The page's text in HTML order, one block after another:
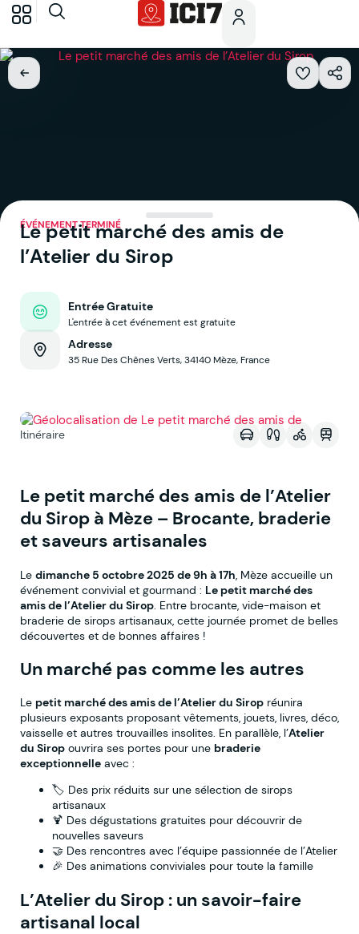
ÉVÉNEMENT TERMINÉ
Le petit marché des amis de
l’Atelier du Sirop
Entrée Gratuite
L'entrée à cet événement est gratuite
Adresse
35 Rue Des Chênes Verts, 34140 Mèze, France
Itinéraire
Le petit marché des amis de l’Atelier
du Sirop à Mèze – Brocante, braderie
et saveurs artisanales
Le dimanche 5 octobre 2025 de 9h à 17h , Mèze accueille un
événement convivial et gourmand : Le petit marché des
amis de l’Atelier du Sirop . Entre brocante, vide-maison et
braderie de sirops artisanaux, cette journée promet de belles
découvertes et de bonnes affaires !
Un marché pas comme les autres
Le petit marché des amis de l’Atelier du Sirop réunira
plusieurs exposants proposant vêtements, jouets, livres, déco,
vaisselle et autres trouvailles insolites. En parallèle, l’Atelier
du Sirop ouvrira ses portes pour une braderie
exceptionnelle avec :
🏷️ Des prix réduits sur une sélection de sirops
artisanaux
🍹 Des dégustations gratuites pour découvrir de
nouvelles saveurs
🤝 Des rencontres avec l’équipe passionnée de l’Atelier
🎉 Des animations conviviales pour toute la famille
L’Atelier du Sirop : un savoir-faire
artisanal local